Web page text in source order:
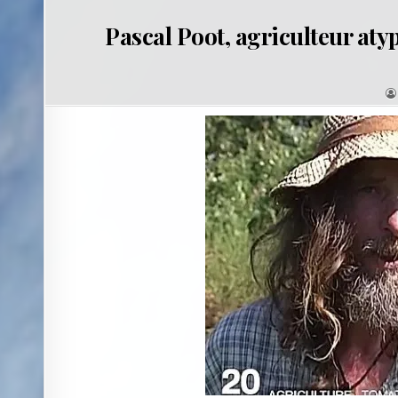
Pascal Poot, agriculteur
: